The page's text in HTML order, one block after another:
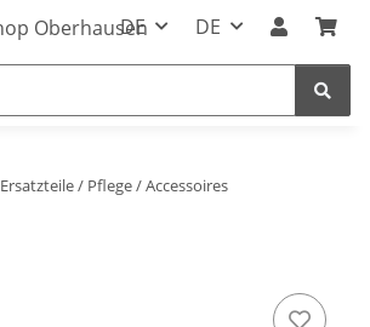
DE DE
Ersatzteile / Pflege / Accessoires